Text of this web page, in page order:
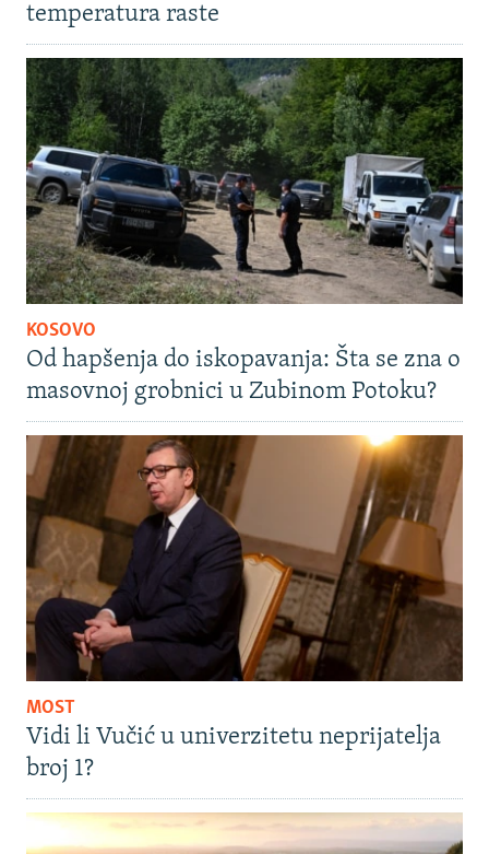
temperatura raste
KOSOVO
Od hapšenja do iskopavanja: Šta se zna o
masovnoj grobnici u Zubinom Potoku?
MOST
Vidi li Vučić u univerzitetu neprijatelja
broj 1?